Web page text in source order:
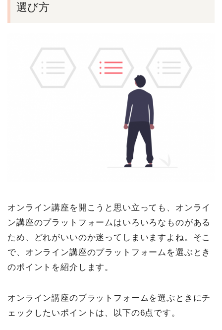
選び方
オンライン講座を開こうと思い立っても、オンライ
ン講座のプラットフォームはいろいろなものがある
ため、どれがいいのか迷ってしまいますよね。そこ
で、オンライン講座のプラットフォームを選ぶとき
のポイントを紹介します。
オンライン講座のプラットフォームを選ぶときにチ
ェックしたいポイントは、以下の6点です。